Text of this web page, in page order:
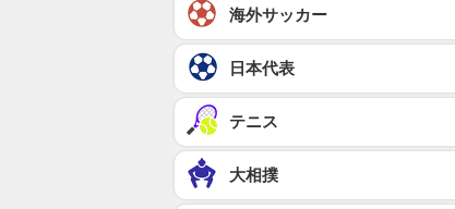
海外サッカー
日本代表
テニス
大相撲